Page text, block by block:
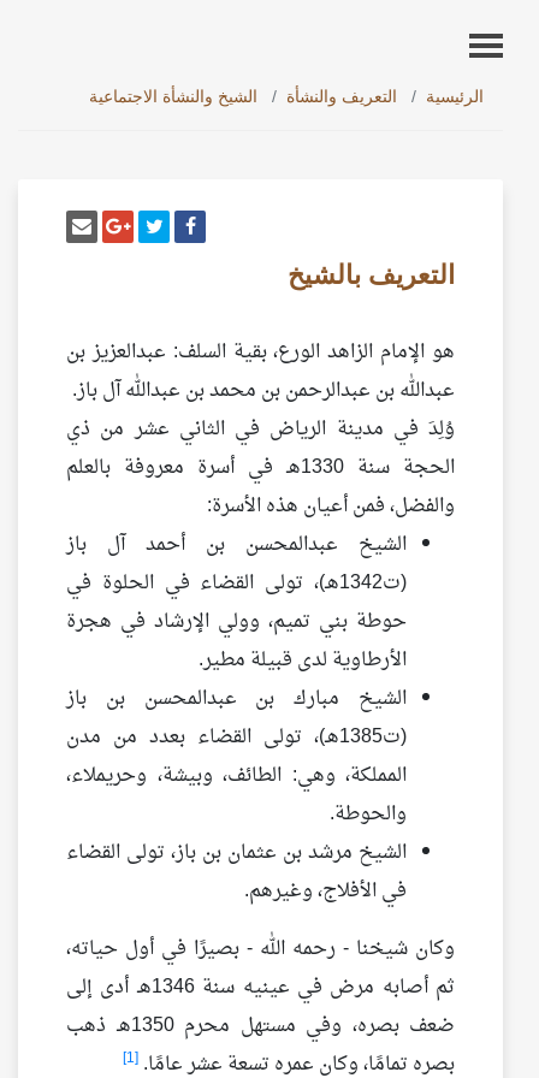
الرئيسية التعريف والنشأة الشيخ والنشأة الاجتماعية
شارك على فيسبوك
أنشر تغريدةشارك على
التعريف بالشيخ
هو الإمام الزاهد الورع، بقية السلف: عبدالعزيز بن
عبدالله بن عبدالرحمن بن محمد بن عبدالله آل باز.
وُلِدَ في مدينة الرياض في الثاني عشر من ذي
الحجة سنة 1330هـ في أسرة معروفة بالعلم
والفضل، فمن أعيان هذه الأسرة:
الشيخ عبدالمحسن بن أحمد آل باز
(ت1342هـ)، تولى القضاء في الحلوة في
حوطة بني تميم، وولي الإرشاد في هجرة
الأرطاوية لدى قبيلة مطير.
الشيخ مبارك بن عبدالمحسن بن باز
(ت1385هـ)، تولى القضاء بعدد من مدن
المملكة، وهي: الطائف، وبيشة، وحريملاء،
والحوطة.
الشيخ مرشد بن عثمان بن باز، تولى القضاء
في الأفلاج، وغيرهم.
وكان شيخنا - رحمه الله - بصيرًا في أول حياته،
ثم أصابه مرض في عينيه سنة 1346هـ أدى إلى
ضعف بصره، وفي مستهل محرم 1350هـ ذهب
بصره تمامًا، وكان عمره تسعة عشر عامًا. [1]